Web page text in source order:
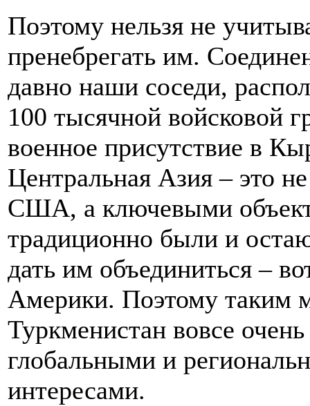
Поэтому нельзя не
пренебрегать им.
давно наши соседи,
100 тысячной войсковой
военное присутствие в
Центральная Азия – это
США, а ключевыми
традиционно были и
дать им объединиться –
Америки. Поэтому таким
Туркменистан вовсе
глобальными и
интересами.